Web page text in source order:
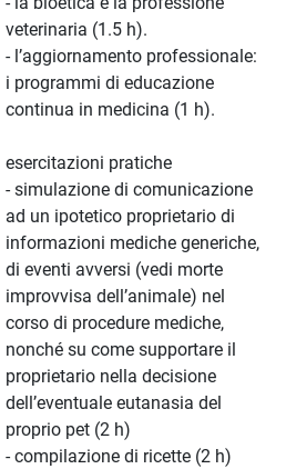
veterinaria (1.5 h).
- l’aggiornamento professionale:
i programmi di educazione
continua in medicina (1 h).
esercitazioni pratiche
- simulazione di comunicazione
ad un ipotetico proprietario di
informazioni mediche generiche,
di eventi avversi (vedi morte
improvvisa dell’animale) nel
corso di procedure mediche,
nonché su come supportare il
proprietario nella decisione
dell’eventuale eutanasia del
proprio pet (2 h)
- compilazione di ricette (2 h)